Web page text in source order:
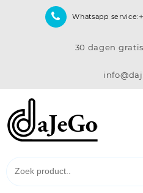
Whatsapp service:
30 dagen